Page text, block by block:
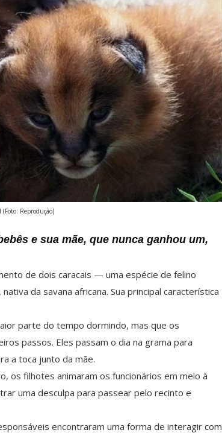
(Foto: Reprodução)
e sua mãe, que nunca ganhou um,
de dois caracais — uma espécie de felino
da savana africana. Sua principal característica
parte do tempo dormindo, mas que os
passos. Eles passam o dia na grama para
a toca junto da mãe.
os filhotes animaram os funcionários em meio à
uma desculpa para passear pelo recinto e
encontraram uma forma de interagir com